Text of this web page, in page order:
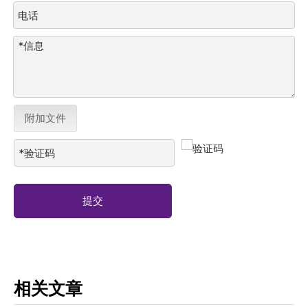
附加文件
提交
相关文章